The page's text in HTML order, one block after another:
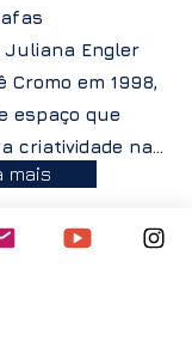
Juliana Engler
em 1998,
espaço que
criatividade na...
mais